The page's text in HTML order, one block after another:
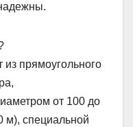
прямоугольного
от 100 до
м), специальной